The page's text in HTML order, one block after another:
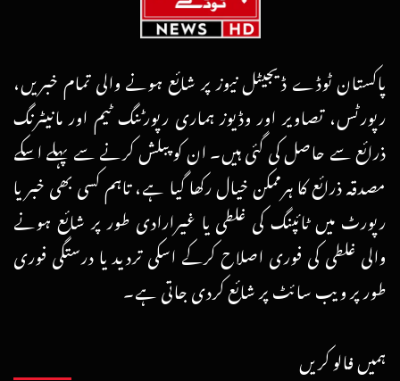
پاکستان ٹوڈے ڈیجیٹل نیوز پر شائع ہونے والی تمام خبریں،
رپورٹس، تصاویر اور وڈیوز ہماری رپورٹنگ ٹیم اور مانیٹرنگ
ذرائع سے حاصل کی گئی ہیں۔ ان کو پبلش کرنے سے پہلے اسکے
مصدقہ ذرائع کا ہرممکن خیال رکھا گیا ہے، تاہم کسی بھی خبر یا
رپورٹ میں ٹائپنگ کی غلطی یا غیرارادی طور پر شائع ہونے
والی غلطی کی فوری اصلاح کرکے اسکی تردید یا درستگی فوری
طور پر ویب سائٹ پر شائع کردی جاتی ہے۔
ہمیں فالو کریں